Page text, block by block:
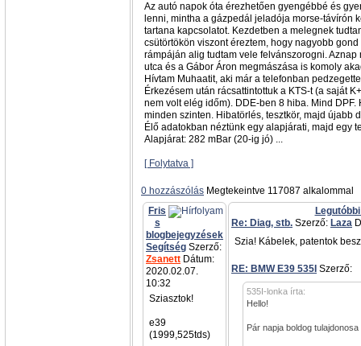
Az autó napok óta érezhetően gyengébbé és
lenni, mintha a gázpedál jeladója morse-távírón
tartana kapcsolatot. Kezdetben a melegnek
csütörtökön viszont éreztem, hogy nagyobb
rámpáján alig tudtam vele felvánszorogni.
utca és a Gábor Áron megmászása is komoly
Hívtam Muhaatit, aki már a telefonban
Érkezésem után rácsattintottuk a KTS-t (a saját
nem volt elég időm). DDE-ben 8 hiba. Mind
minden szinten. Hibatörlés, tesztkör, majd újabb
Élő adatokban néztünk egy alapjárati, majd egy
Alapjárat: 282 mBar (20-ig jó) ...
[ Folytatva ]
0 hozzászólás Megtekeintve 117087 alkalommal
Fris
s
blogbejegyzések
Segítség Szerző:
Zsanett Dátum:
2020.02.07.
10:32
Sziasztok!
e39
(1999,525tds)
Re: Diag, stb. Szerző: Laza
Szia! Kábelek, patentok
RE: BMW E39 535I Szerző:
535I-lonka írta:
Hello!
Pár napja boldog